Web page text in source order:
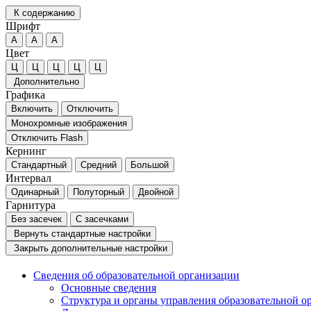
К содержанию
Шрифт
А А А
Цвет
Ц Ц Ц Ц
Ц
Дополнительно
Графика
Включить
Отключить
Монохромные изображения
Отключить Flash
Кернинг
Стандартный Средний Большой
Интервал
Одинарный Полуторный Двойной
Гарнитура
Без засечек
С засечками
Вернуть стандартные настройки
Закрыть дополнительные настройки
Сведения об образовательной организации
Основные сведения
Структура и органы управления образовательной